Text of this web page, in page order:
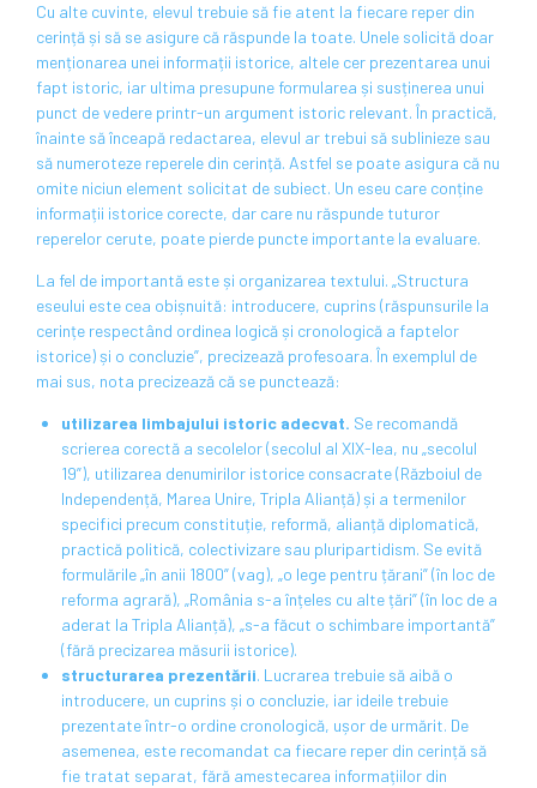
Cu alte cuvinte, elevul trebuie să fie atent la fiecare reper din
cerință și să se asigure că răspunde la toate. Unele solicită doar
menționarea unei informații istorice, altele cer prezentarea unui
fapt istoric, iar ultima presupune formularea și susținerea unui
punct de vedere printr-un argument istoric relevant. În practică,
înainte să înceapă redactarea, elevul ar trebui să sublinieze sau
să numeroteze reperele din cerință. Astfel se poate asigura că nu
omite niciun element solicitat de subiect. Un eseu care conține
informații istorice corecte, dar care nu răspunde tuturor
reperelor cerute, poate pierde puncte importante la evaluare.
La fel de importantă este și organizarea textului. „Structura
eseului este cea obișnuită: introducere, cuprins (răspunsurile la
cerințe respectând ordinea logică și cronologică a faptelor
istorice) și o concluzie”, precizează profesoara. În exemplul de
mai sus, nota precizează că se punctează:
utilizarea limbajului istoric adecvat. Se recomandă
scrierea corectă a secolelor (secolul al XIX-lea, nu „secolul
19”), utilizarea denumirilor istorice consacrate (Războiul de
Independență, Marea Unire, Tripla Alianță) și a termenilor
specifici precum constituție, reformă, alianță diplomatică,
practică politică, colectivizare sau pluripartidism. Se evită
formulările „în anii 1800” (vag), „o lege pentru țărani” (în loc de
reforma agrară), „România s-a înțeles cu alte țări” (în loc de a
aderat la Tripla Alianță), „s-a făcut o schimbare importantă”
(fără precizarea măsurii istorice).
structurarea prezentării. Lucrarea trebuie să aibă o
introducere, un cuprins și o concluzie, iar ideile trebuie
prezentate într-o ordine cronologică, ușor de urmărit. De
asemenea, este recomandat ca fiecare reper din cerință să
fie tratat separat, fără amestecarea informațiilor din